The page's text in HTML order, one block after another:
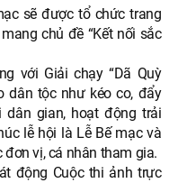
sẽ được tổ chức trang
chủ đề “Kết nối sắc
với Giải chạy “Dã Quỳ
dân tộc như kéo co, đẩy
dân gian, hoạt động trải
lễ hội là Lễ Bế mạc và
vị, cá nhân tham gia.
động Cuộc thi ảnh trực